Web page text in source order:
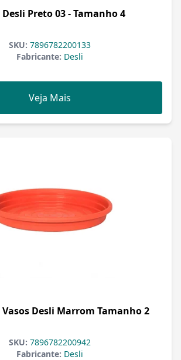
Preto 03 - Tamanho 4
SKU: 7896782200133
Fabricante: Desli
Veja Mais
Desli Marrom Tamanho 2
SKU: 7896782200942
Fabricante: Desli